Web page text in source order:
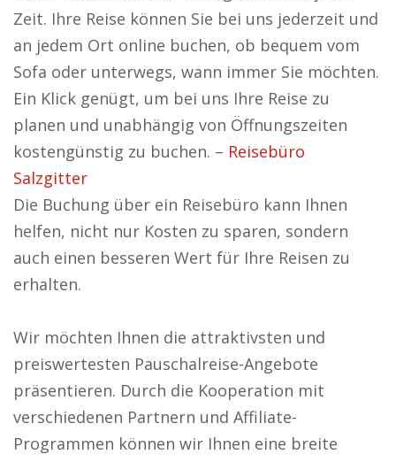
Zeit. Ihre Reise können Sie bei uns jederzeit und
an jedem Ort online buchen, ob bequem vom
Sofa oder unterwegs, wann immer Sie möchten.
Ein Klick genügt, um bei uns Ihre Reise zu
planen und unabhängig von Öffnungszeiten
kostengünstig zu buchen. – Reisebüro
Salzgitter
Die Buchung über ein Reisebüro kann Ihnen
helfen, nicht nur Kosten zu sparen, sondern
auch einen besseren Wert für Ihre Reisen zu
erhalten.
Wir möchten Ihnen die attraktivsten und
preiswertesten Pauschalreise-Angebote
präsentieren. Durch die Kooperation mit
verschiedenen Partnern und Affiliate-
Programmen können wir Ihnen eine breite